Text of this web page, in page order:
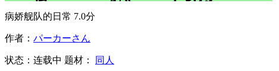
病娇舰队的日常 7.0分
作者： パーカーさん
状态： 连载中 题材： 同人